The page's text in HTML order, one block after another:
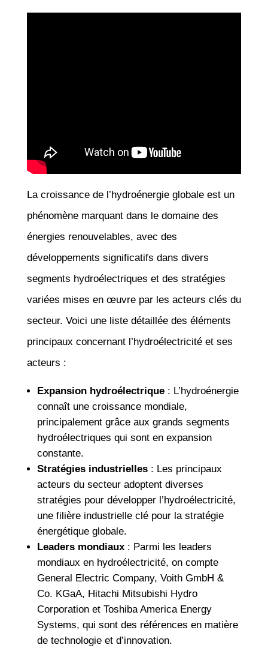
La croissance de l’hydroénergie globale est un
phénomène marquant dans le domaine des
énergies renouvelables, avec des
développements significatifs dans divers
segments hydroélectriques et des stratégies
variées mises en œuvre par les acteurs clés du
secteur. Voici une liste détaillée des éléments
principaux concernant l’hydroélectricité et ses
acteurs :
Expansion hydroélectrique: L’hydroénergie
connaît une croissance mondiale,
principalement grâce aux grands segments
hydroélectriques qui sont en expansion
constante.
Stratégies industrielles: Les principaux
acteurs du secteur adoptent diverses
stratégies pour développer l’hydroélectricité,
une filière industrielle clé pour la stratégie
énergétique globale.
Leaders mondiaux: Parmi les leaders
mondiaux en hydroélectricité, on compte
General Electric Company, Voith GmbH &
Co. KGaA, Hitachi Mitsubishi Hydro
Corporation et Toshiba America Energy
Systems, qui sont des références en matière
de technologie et d’innovation.